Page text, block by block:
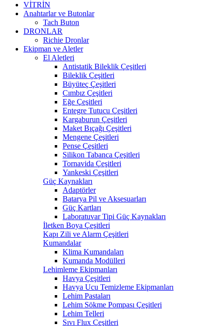
VİTRİN
Anahtarlar ve Butonlar
Tach Buton
DRONLAR
Richie Dronlar
Ekipman ve Aletler
El Aletleri
Antistatik Bileklik Çeşitleri
Bileklik Çeşitleri
Büyüteç Çeşitleri
Cımbız Çeşitleri
Eğe Çeşitleri
Entegre Tutucu Çeşitleri
Kargaburun Çeşitleri
Maket Bıçağı Çeşitleri
Mengene Çeşitleri
Pense Çeşitleri
Silikon Tabanca Çeşitleri
Tornavida Çeşitleri
Yankeski Çeşitleri
Güç Kaynakları
Adaptörler
Batarya Pil ve Aksesuarları
Güç Kartları
Laboratuvar Tipi Güç Kaynakları
İletken Boya Çeşitleri
Kapı Zili ve Alarm Çeşitleri
Kumandalar
Klima Kumandaları
Kumanda Modülleri
Lehimleme Ekipmanları
Havya Çeşitleri
Havya Ucu Temizleme Ekipmanları
Lehim Pastaları
Lehim Sökme Pompası Çeşitleri
Lehim Telleri
Sıvı Flux Çeşitleri